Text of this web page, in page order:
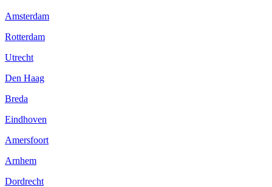
Amsterdam
Rotterdam
Utrecht
Den Haag
Breda
Eindhoven
Amersfoort
Arnhem
Dordrecht